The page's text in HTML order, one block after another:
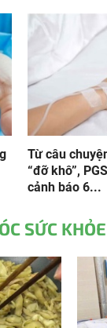
Từ câu
“đỡ khô”,
cảnh báo 6...
SỨC KHỎE